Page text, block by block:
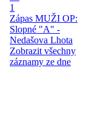
1
Zápas MUŽI OP:
Slopné "A" -
Nedašova Lhota
Zobrazit všechny
záznamy ze dne